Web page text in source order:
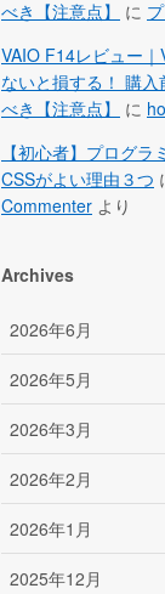
べき【注意点】 に
VAIO F14レビュー
ないと損する！ 購入
べき【注意点】
に
【初心者】プログ
CSSがよい理由３つ
Commenter より
Archives
2026年6月
2026年5月
2026年3月
2026年2月
2026年1月
2025年12月